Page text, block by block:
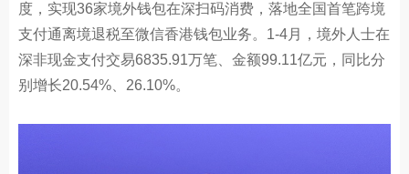
度，实现36家境外钱包在深扫码消费，落地全国首笔跨境
支付通离境退税至微信香港钱包业务。1-4月，境外人士在
深非现金支付交易6835.91万笔、金额99.11亿元，同比分
别增长20.54%、26.10%。